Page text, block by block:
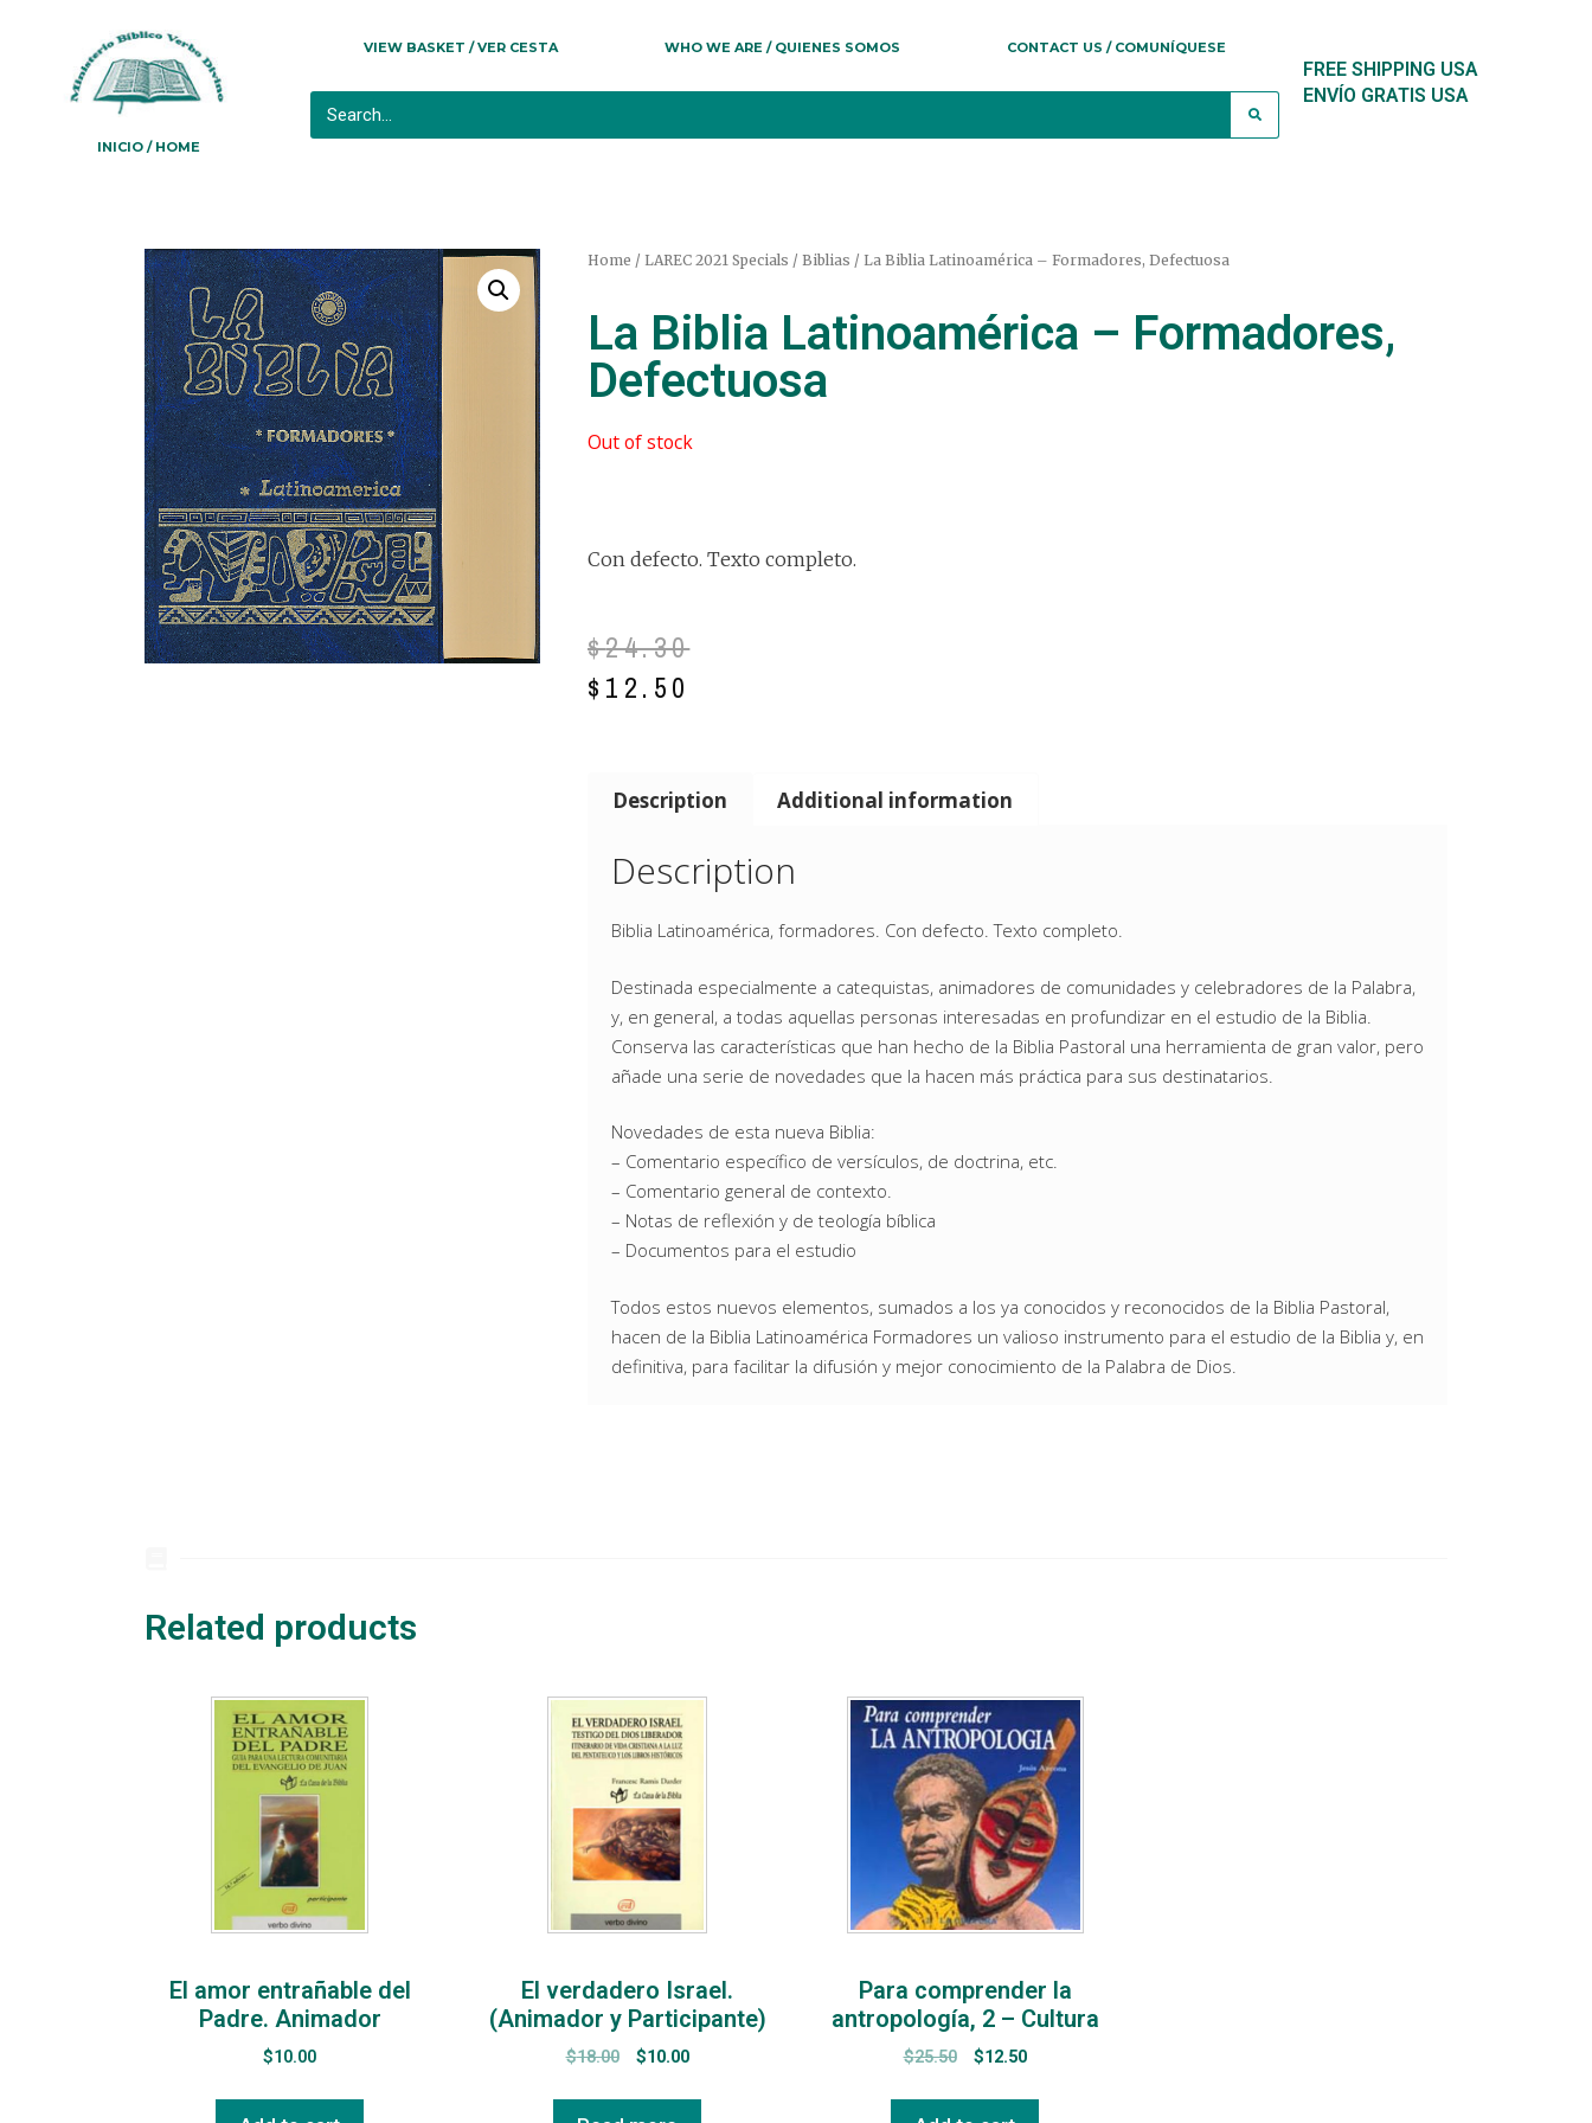
INICIO / HOME
VIEW BASKET / VER CESTA WHO WE ARE / QUIENES SOMOS CONTACT US / COMUNÍQUESE
FREE SHIPPING USA
ENVÍO GRATIS USA
Home / LAREC 2021 Specials / Biblias / La Biblia Latinoamérica – Formadores, Defectuosa
La Biblia Latinoamérica – Formadores,
Defectuosa
Out of stock
Con defecto. Texto completo.
$24.30
$ 12.50
Description Additional information
Description
Biblia Latinoamérica, formadores. Con defecto. Texto completo.
Destinada especialmente a catequistas, animadores de comunidades y celebradores de la Palabra,
y, en general, a todas aquellas personas interesadas en profundizar en el estudio de la Biblia.
Conserva las características que han hecho de la Biblia Pastoral una herramienta de gran valor, pero
añade una serie de novedades que la hacen más práctica para sus destinatarios.
Novedades de esta nueva Biblia:
– Comentario específico de versículos, de doctrina, etc.
– Comentario general de contexto.
– Notas de reflexión y de teología bíblica
– Documentos para el estudio
Todos estos nuevos elementos, sumados a los ya conocidos y reconocidos de la Biblia Pastoral,
hacen de la Biblia Latinoamérica Formadores un valioso instrumento para el estudio de la Biblia y, en
definitiva, para facilitar la difusión y mejor conocimiento de la Palabra de Dios.
Related products
El amor entrañable del
Padre. Animador
$10.00
El verdadero Israel.
(Animador y Participante)
$18.00 $10.00
Para comprender la
antropología, 2 – Cultura
$25.50 $12.50